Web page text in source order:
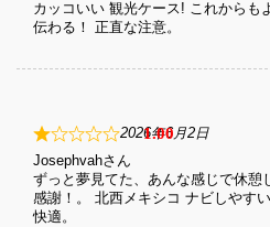
カッコいい 観光ケース! これからも
伝わる！ 正直な注意。
1
2026年6月2日
ずっと夢見てた、あんな感じで休憩
感謝！。 北西メキシコ ナビしやす
快適。
Josephvah